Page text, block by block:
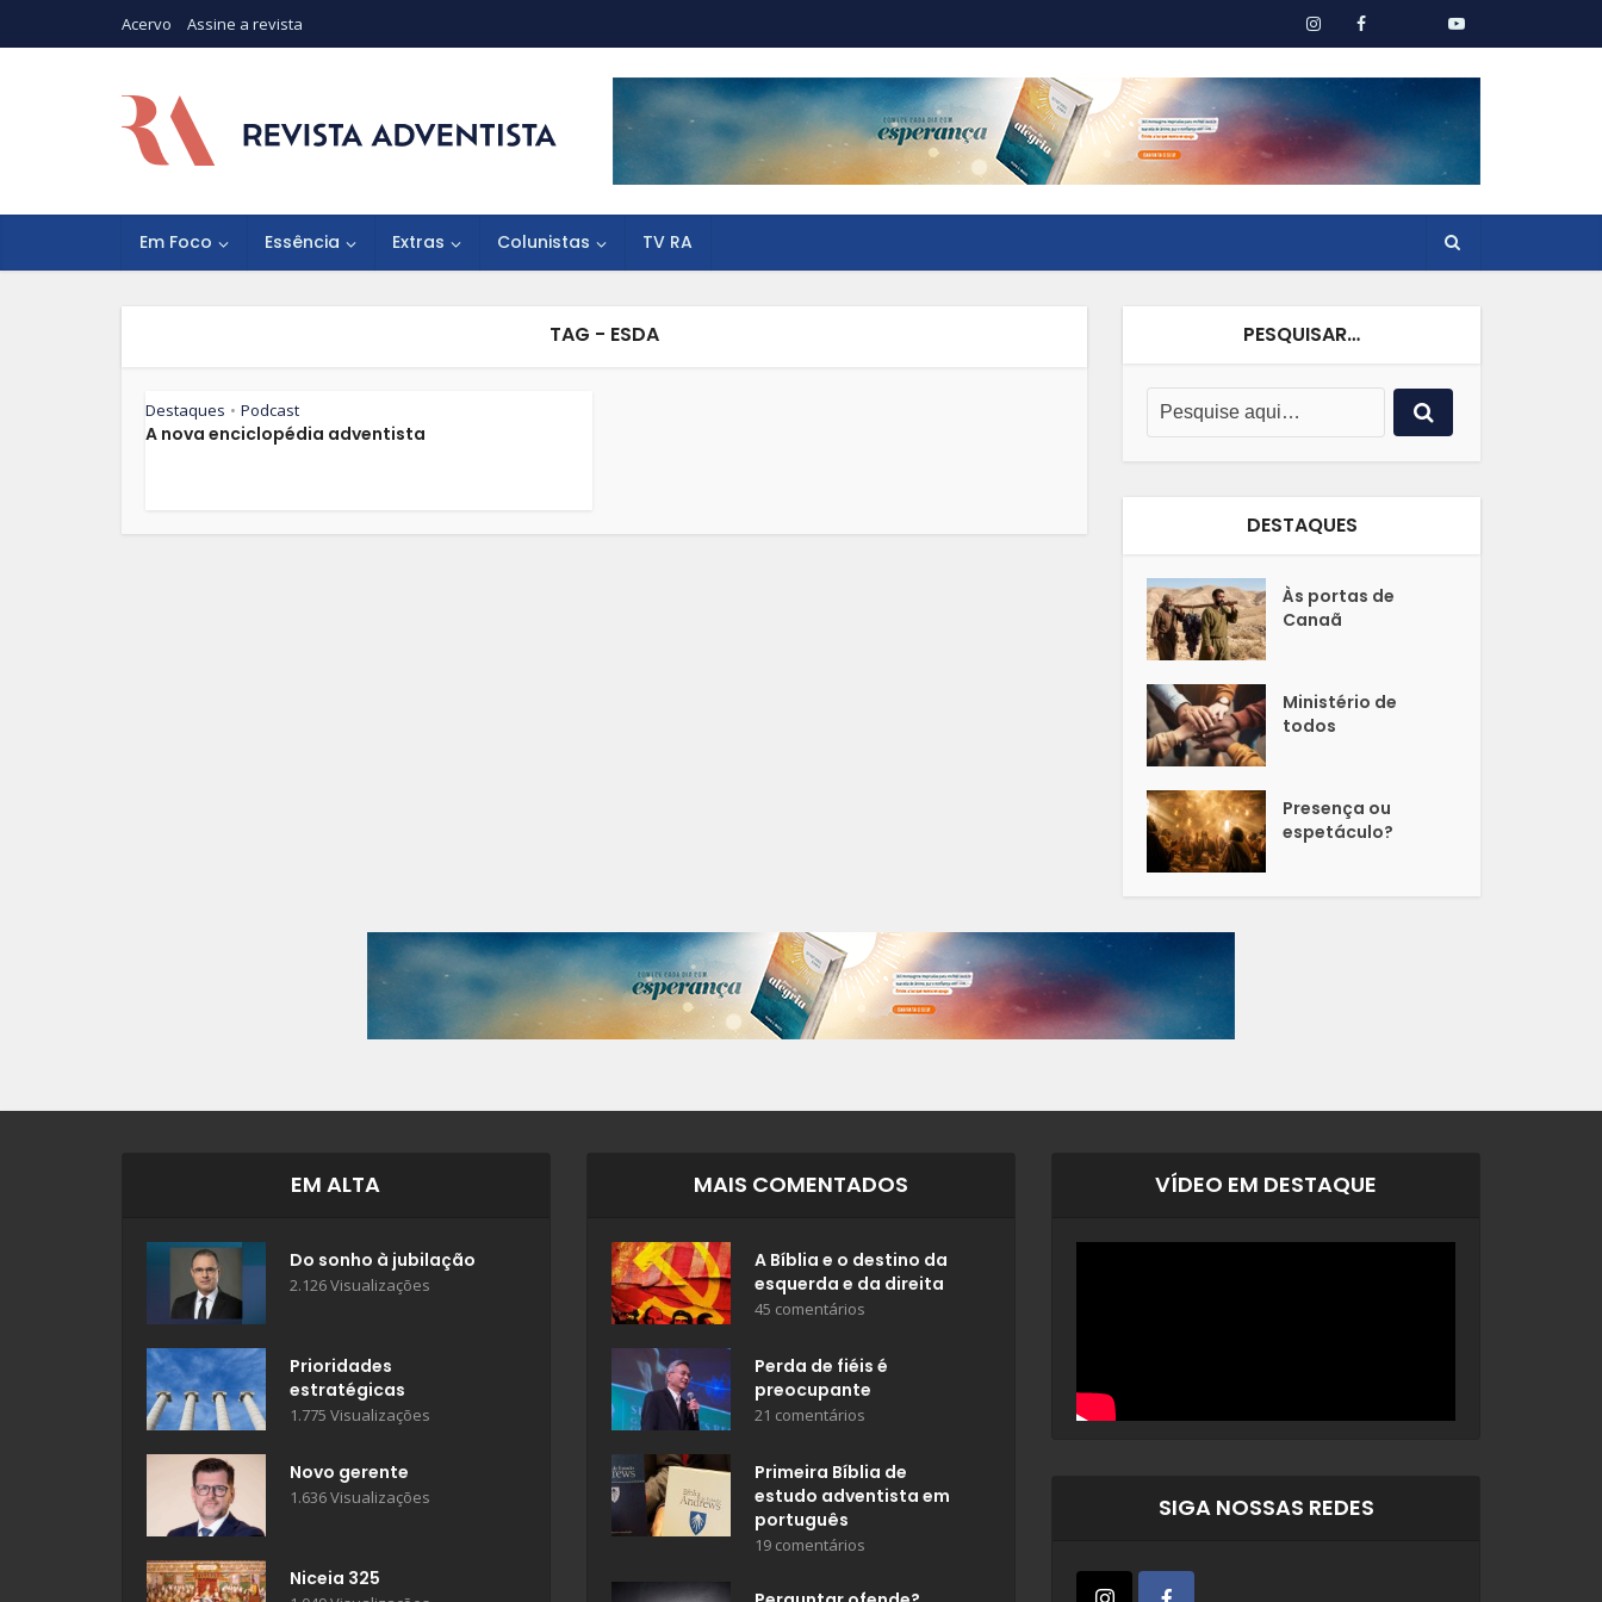
Acervo Assine a revista
Em Foco Essência Extras Colunistas TV RA
TAG - ESDA
Destaques • Podcast
A nova enciclopédia adventista
PESQUISAR…
DESTAQUES
Às portas de
Canaã
Ministério de
todos
Presença ou
espetáculo?
EM ALTA
Do sonho à jubilação
2.126 Visualizações
Prioridades
estratégicas
1.775 Visualizações
Novo gerente
1.636 Visualizações
Niceia 325
MAIS COMENTADOS
A Bíblia e o destino da
esquerda e da direita
45 comentários
Perda de fiéis é
preocupante
21 comentários
Primeira Bíblia de
estudo adventista em
português
19 comentários
VÍDEO EM DESTAQUE
SIGA NOSSAS REDES